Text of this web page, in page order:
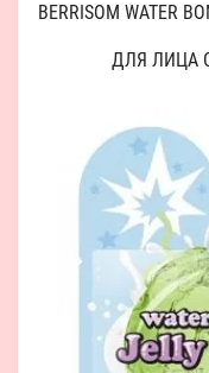
BERRISOM WATER
ДЛЯ ЛИЦА